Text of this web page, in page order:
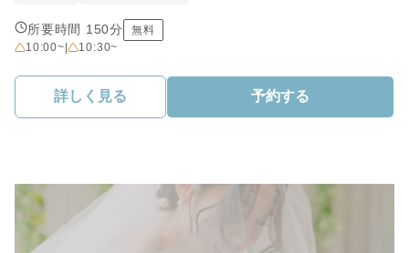
所要時間 150分
無料
10:00~| 10:30~
詳しく見る 予約する